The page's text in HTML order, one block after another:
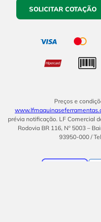
SOLICITAR COTAÇÃO
Preços e
prévia notificação. LF Comercial
Rodovia BR 116, Nº 5003 –
93950-000 /